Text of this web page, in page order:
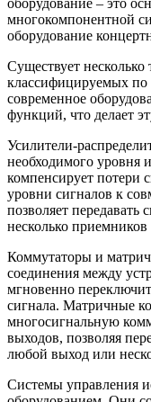
многокомпонентной
оборудование
Существует несколько
классифицируемых
современное
функций, что делает
Усилители-
необходимого уровня
компенсирует потери
уровни сигналов к
позволяет передавать
несколько
Коммутаторы и
соединения между
мгновенно
сигнала. Матричные
многосигнальную
выходов, позволяя
любой выход или
Системы управления